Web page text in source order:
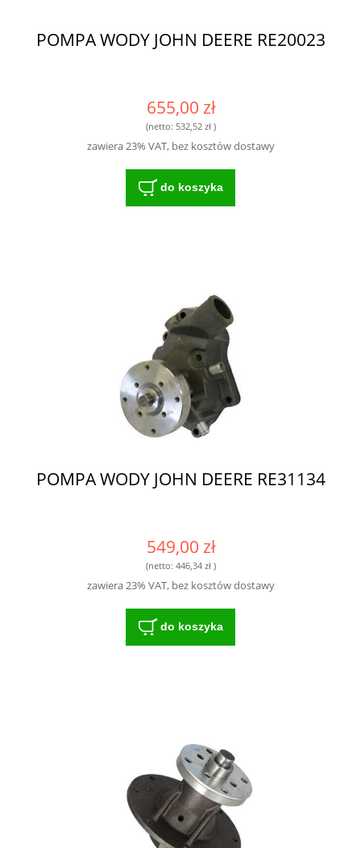
POMPA WODY JOHN DEERE RE20023
655,00 zł
(netto: 532,52 zł)
zawiera 23% VAT, bez kosztów dostawy
do koszyka
POMPA WODY JOHN DEERE RE31134
549,00 zł
(netto: 446,34 zł)
zawiera 23% VAT, bez kosztów dostawy
do koszyka